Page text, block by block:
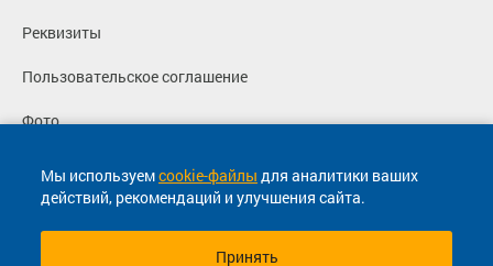
Мы используемcookie-файлы для аналитики ваших
действий, рекомендаций и улучшения сайта.
Принять
Реквизиты
Пользовательское соглашение
Фото
Политика конфиденциальности
Согласие на маркетинговые сообщения